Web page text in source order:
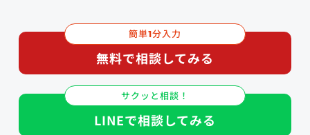
簡単1分入力
無料で相談してみる
サクッと相談！
LINEで相談してみる